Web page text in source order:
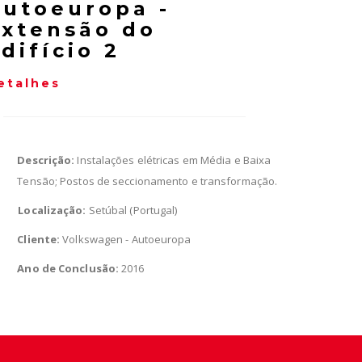
-
do
2
Descrição: Instalações elétricas em Média e Baixa
Tensão; Postos de seccionamento e transformação.
Localização: Setúbal (Portugal)
Cliente: Volkswagen - Autoeuropa
Ano de Conclusão: 2016